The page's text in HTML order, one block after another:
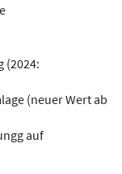
(2024:
(neuer Wert ab
auf